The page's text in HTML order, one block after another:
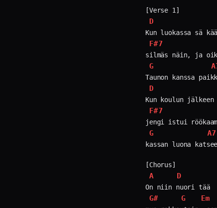
D
F#7
G
D
F#7
G A7
kassan luona
A D
On niin nuori tää
G# G Em